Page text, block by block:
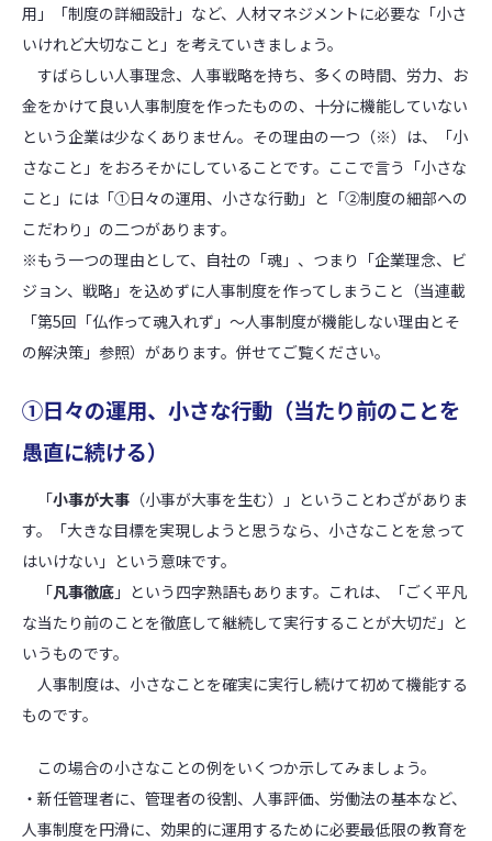
用」「制度の詳細設計」など、人材マネジメントに必要な「小さ
いけれど大切なこと」を考えていきましょう。
すばらしい人事理念、人事戦略を持ち、多くの時間、労力、お
金をかけて良い人事制度を作ったものの、十分に機能していない
という企業は少なくありません。その理由の一つ（※）は、「小
さなこと」をおろそかにしていることです。ここで言う「小さな
こと」には「①日々の運用、小さな行動」と「②制度の細部への
こだわり」の二つがあります。
※もう一つの理由として、自社の「魂」、つまり「企業理念、ビ
ジョン、戦略」を込めずに人事制度を作ってしまうこと（当連載
「第5回「仏作って魂入れず」～人事制度が機能しない理由とそ
の解決策」参照）があります。併せてご覧ください。
①日々の運用、小さな行動（当たり前のことを
愚直に続ける）
「小事が大事 （小事が大事を生む）」ということわざがありま
す。「大きな目標を実現しようと思うなら、小さなことを怠って
はいけない」という意味です。
「凡事徹底 」という四字熟語もあります。これは、「ごく平凡
な当たり前のことを徹底して継続して実行することが大切だ」と
いうものです。
人事制度は、小さなことを確実に実行し続けて初めて機能する
ものです。
この場合の小さなことの例をいくつか示してみましょう。
・新任管理者に、管理者の役割、人事評価、労働法の基本など、
人事制度を円滑に、効果的に運用するために必要最低限の教育を